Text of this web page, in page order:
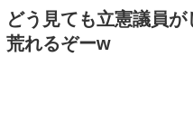
どう見ても立憲議員
荒れるぞーw